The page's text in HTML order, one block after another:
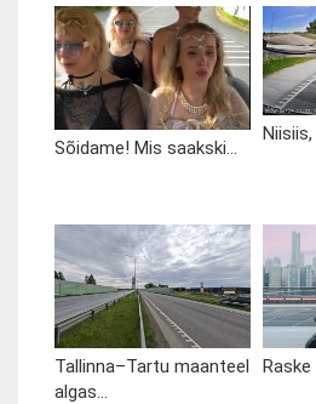
Sõidame! Mis saakski...
Tallinna–Tartu maanteel
algas...
Raske